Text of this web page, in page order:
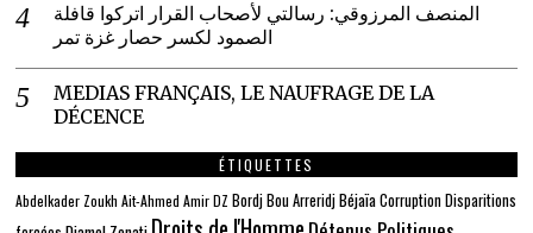
المنصف المرزوقي: رسالتي لأصحاب القرار اتركوا قافلة
الصمود لكسر حصار غزة تمر
MEDIAS FRANÇAIS, LE NAUFRAGE DE LA
DÉCENCE
ÉTIQUETTES
Abdelkader Zoukh Ait-Ahmed Amir DZ Bordj Bou ArreridjBéjaïaCorruption Disparitions